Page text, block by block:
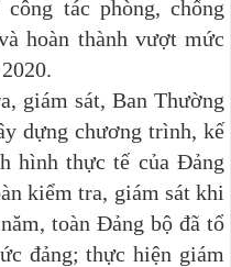
tác phòng, chống
hoàn thành vượt mức
sát, Ban Thường
dựng chương trình, kế
hình thực tế của Đảng
kiểm tra, giám sát khi
toàn Đảng bộ đã tổ
đảng; thực hiện giám